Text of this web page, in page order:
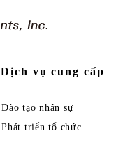
Dịch vụ cung cấp
Đào tạo nhân sự
Phát triển tổ chức